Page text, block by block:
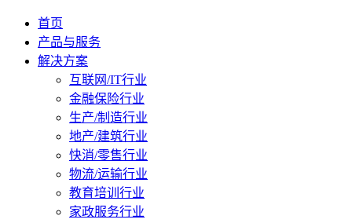
首页
产品与服务
解决方案
互联网/IT行业
金融保险行业
生产/制造行业
地产/建筑行业
快消/零售行业
物流/运输行业
教育培训行业
家政服务行业